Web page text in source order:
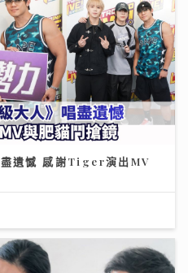
遺憾 感謝Tiger演出MV